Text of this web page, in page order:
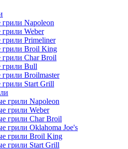
грили Napoleon
грили Weber
грили Primeliner
грили Broil King
грили Char Broil
грили Bull
грили Broilmaster
грили Start Grill
грили Napoleon
грили Weber
грили Char Broil
грили Oklahoma Joe's
грили Broil King
грили Start Grill